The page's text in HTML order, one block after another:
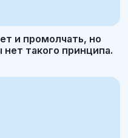
и промолчать, но
такого принципа.